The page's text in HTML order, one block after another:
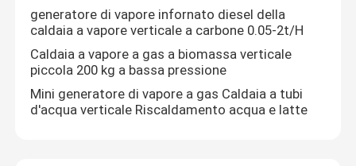
Caldaia a gasolio
Caldaia industriale per acqua calda
generatore di vapore infornato diesel della
caldaia a vapore verticale a carbone 0.05-2t/H
Caldaia a vapore a gas a biomassa verticale
piccola 200 kg a bassa pressione
Mini generatore di vapore a gas Caldaia a tubi
d'acqua verticale Riscaldamento acqua e latte